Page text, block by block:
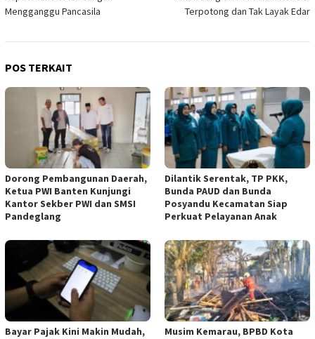
Mengganggu Pancasila
Terpotong dan Tak Layak Edar
POS TERKAIT
Dorong Pembangunan Daerah,
Ketua PWI Banten Kunjungi
Kantor Sekber PWI dan SMSI
Pandeglang
Dilantik Serentak, TP PKK,
Bunda PAUD dan Bunda
Posyandu Kecamatan Siap
Perkuat Pelayanan Anak
Bayar Pajak Kini Makin Mudah,
Musim Kemarau, BPBD Kota